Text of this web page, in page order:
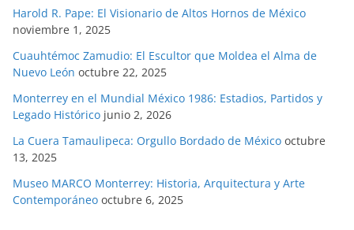
Harold R. Pape: El Visionario de Altos Hornos de México
noviembre 1, 2025
Cuauhtémoc Zamudio: El Escultor que Moldea el Alma de
Nuevo León octubre 22, 2025
Monterrey en el Mundial México 1986: Estadios, Partidos y
Legado Histórico junio 2, 2026
La Cuera Tamaulipeca: Orgullo Bordado de México octubre
13, 2025
Museo MARCO Monterrey: Historia, Arquitectura y Arte
Contemporáneo octubre 6, 2025